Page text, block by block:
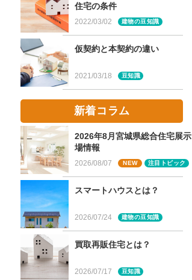
住宅の条件
2022/03/02 建物の豆知識
仮契約と本契約の違い
2021/03/18 豆知識
新着コラム
2026年8月宮城県総合住宅展示
場情報
2026/08/07 NEW 注目トピック
スマートハウスとは？
2026/07/24 建物の豆知識
買取再販住宅とは？
2026/07/17 豆知識